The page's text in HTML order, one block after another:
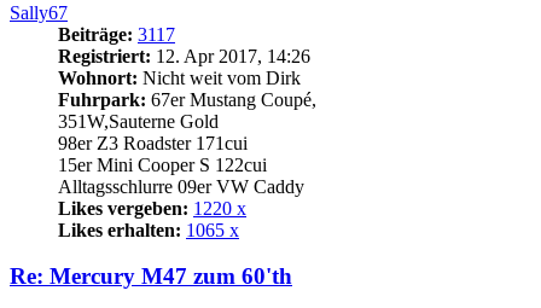
Sally67
Beiträge: 3117
Registriert: 12. Apr 2017, 14:26
Wohnort: Nicht weit vom Dirk
Fuhrpark: 67er Mustang Coupé,
351W,Sauterne Gold
98er Z3 Roadster 171cui
15er Mini Cooper S 122cui
Alltagsschlurre 09er VW Caddy
Likes vergeben: 1220 x
Likes erhalten: 1065 x
Re: Mercury M47 zum 60'th